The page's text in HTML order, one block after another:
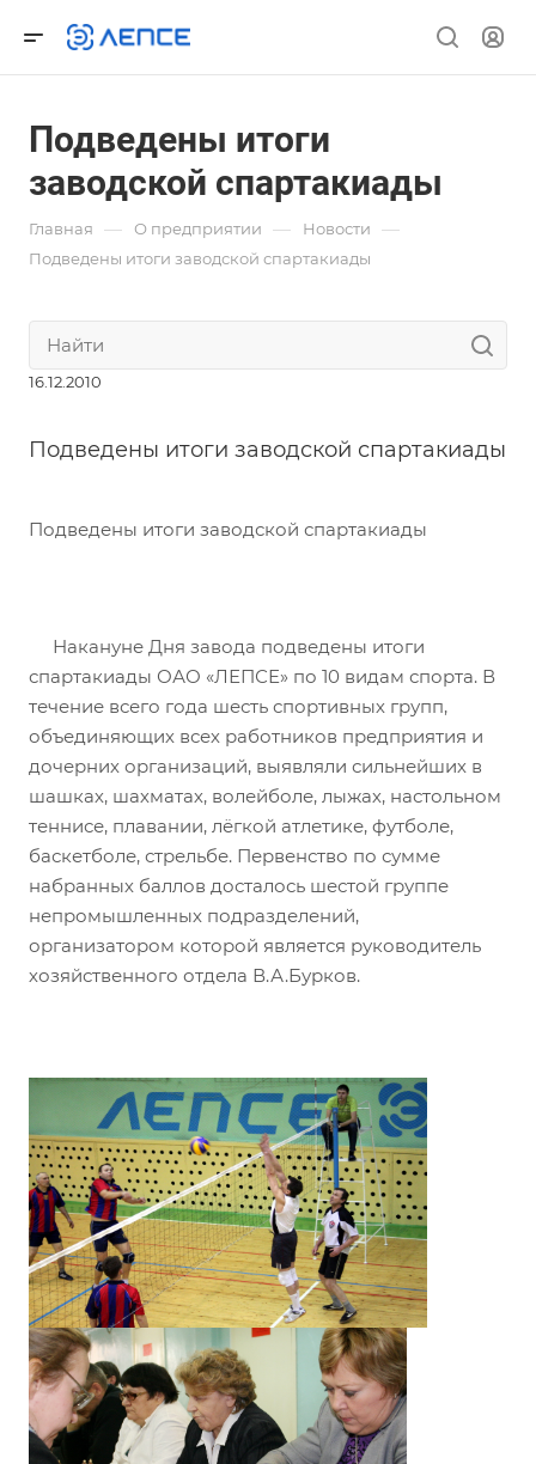
Подведены итоги
заводской спартакиады
Главная — О предприятии — Новости —
Подведены итоги заводской спартакиады
16.12.2010
Подведены итоги заводской спартакиады
Подведены итоги заводской спартакиады
Накануне Дня завода подведены итоги
спартакиады ОАО «ЛЕПСЕ» по 10 видам спорта. В
течение всего года шесть спортивных групп,
объединяющих всех работников предприятия и
дочерних организаций, выявляли сильнейших в
шашках, шахматах, волейболе, лыжах, настольном
теннисе, плавании, лёгкой атлетике, футболе,
баскетболе, стрельбе. Первенство по сумме
набранных баллов досталось шестой группе
непромышленных подразделений,
организатором которой является руководитель
хозяйственного отдела В.А.Бурков.